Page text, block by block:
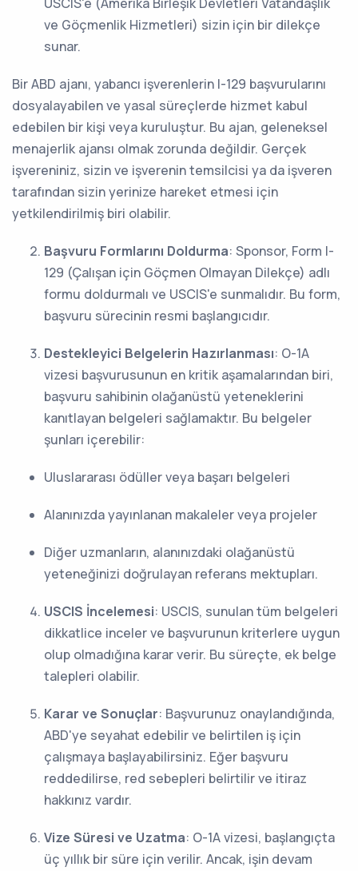
ve Göçmenlik Hizmetleri) sizin için bir dilekçe
sunar.
Bir ABD ajanı, yabancı işverenlerin I-129 başvurularını
dosyalayabilen ve yasal süreçlerde hizmet kabul
edebilen bir kişi veya kuruluştur. Bu ajan, geleneksel
menajerlik ajansı olmak zorunda değildir. Gerçek
işvereniniz, sizin ve işverenin temsilcisi ya da işveren
tarafından sizin yerinize hareket etmesi için
yetkilendirilmiş biri olabilir.
Başvuru Formlarını Doldurma: Sponsor, Form I-
129 (Çalışan için Göçmen Olmayan Dilekçe) adlı
formu doldurmalı ve USCIS'e sunmalıdır. Bu form,
başvuru sürecinin resmi başlangıcıdır.
Destekleyici Belgelerin Hazırlanması: O-1A
vizesi başvurusunun en kritik aşamalarından biri,
başvuru sahibinin olağanüstü yeteneklerini
kanıtlayan belgeleri sağlamaktır. Bu belgeler
şunları içerebilir:
Uluslararası ödüller veya başarı belgeleri
Alanınızda yayınlanan makaleler veya projeler
Diğer uzmanların, alanınızdaki olağanüstü
yeteneğinizi doğrulayan referans mektupları.
USCIS İncelemesi: USCIS, sunulan tüm belgeleri
dikkatlice inceler ve başvurunun kriterlere uygun
olup olmadığına karar verir. Bu süreçte, ek belge
talepleri olabilir.
Karar ve Sonuçlar: Başvurunuz onaylandığında,
ABD'ye seyahat edebilir ve belirtilen iş için
çalışmaya başlayabilirsiniz. Eğer başvuru
reddedilirse, red sebepleri belirtilir ve itiraz
hakkınız vardır.
Vize Süresi ve Uzatma: O-1A vizesi, başlangıçta
üç yıllık bir süre için verilir. Ancak, işin devam